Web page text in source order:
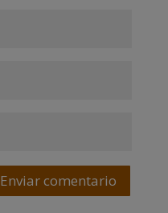
Enviar comentario